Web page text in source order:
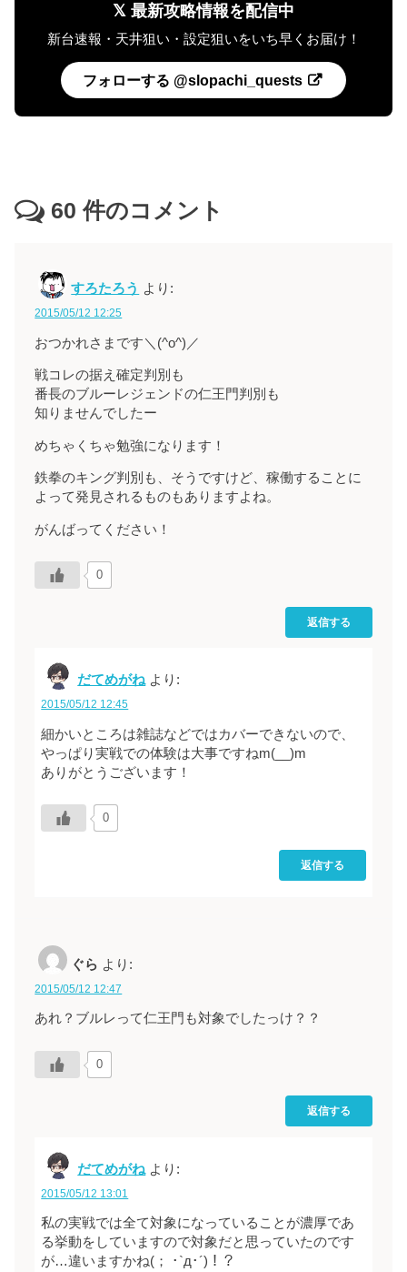
𝕏 最新攻略情報を配信中
新台速報・天井狙い・設定狙いをいち早くお届け！
フォローする @slopachi_quests
60 件のコメント
すろたろう より:
2015/05/12 12:25
おつかれさまです＼(^o^)／
戦コレの据え確定判別も
番長のブルーレジェンドの仁王門判別も
知りませんでしたー
めちゃくちゃ勉強になります！
鉄拳のキング判別も、そうですけど、稼働することに
よって発見されるものもありますよね。
がんばってください！
0
返信する
だてめがね より:
2015/05/12 12:45
細かいところは雑誌などではカバーできないので、
やっぱり実戦での体験は大事ですねm(__)m
ありがとうございます！
0
返信する
ぐら より:
2015/05/12 12:47
あれ？ブルレって仁王門も対象でしたっけ？？
0
返信する
だてめがね より:
2015/05/12 13:01
私の実戦では全て対象になっていることが濃厚であ
る挙動をしていますので対象だと思っていたのです
が…違いますかね(； ･`д･´)！？